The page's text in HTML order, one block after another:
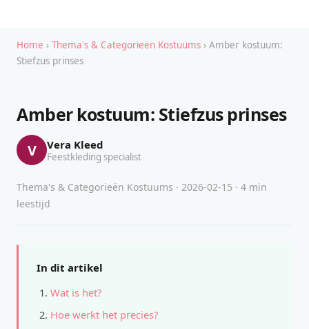
Home › Thema's & Categorieën Kostuums › Amber kostuum:
Stiefzus prinses
Amber kostuum: Stiefzus prinses
V Vera Kleed
Feestkleding specialist
Thema's & Categorieën Kostuums · 2026-02-15 · 4 min
leestijd
In dit artikel
Wat is het?
Hoe werkt het precies?